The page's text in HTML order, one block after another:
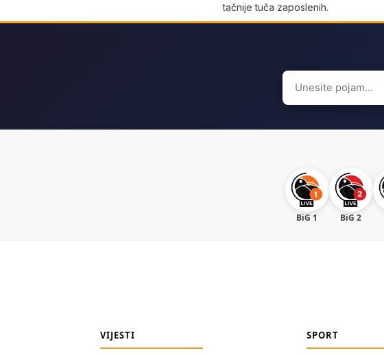
tačnije tuča zaposlenih.
Search
for:
BiG 1 BiG 2
VIJESTI SPORT